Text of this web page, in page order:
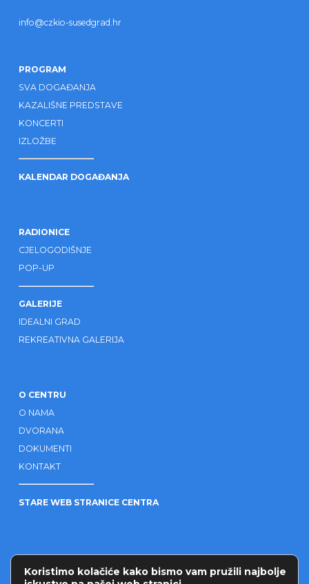
info@czkio-susedgrad.hr
PROGRAM
SVA DOGAĐANJA
KAZALIŠNE PREDSTAVE
KONCERTI
IZLOŽBE
KALENDAR DOGAĐANJA
RADIONICE
CJELOGODIŠNJE
POP-UP
GALERIJE
IDEALNI GRAD
REKREATIVNA GALERIJA
O CENTRU
O NAMA
DVORANA
DOKUMENTI
KONTAKT
STARE WEB STRANICE CENTRA
OSTALO
PARTNERI
Koristimo kolačiće kako bismo vam pružili najbolje